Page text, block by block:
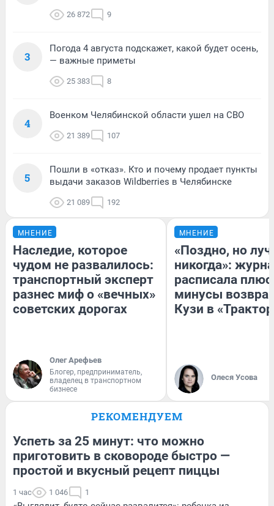
26 872 9
3
Погода 4 августа подскажет, какой будет осень,
— важные приметы
25 383 8
4
Военком Челябинской области ушел на СВО
21 389 107
5
Пошли в «отказ». Кто и почему продает пункты
выдачи заказов Wildberries в Челябинске
21 089 192
МНЕНИЕ
Наследие, которое
чудом не развалилось:
транспортный эксперт
разнес миф о «вечных»
советских дорогах
Олег Арефьев
Блогер, предприниматель,
владелец в транспортном
бизнесе
МНЕНИЕ
«Поздно, но
никогда»:
расписала
минусы
Кузи в
Олеся Усова
РЕКОМЕНДУЕМ
Успеть за 25 минут: что можно
приготовить в сковороде быстро —
простой и вкусный рецепт пиццы
1 час 1 046 1